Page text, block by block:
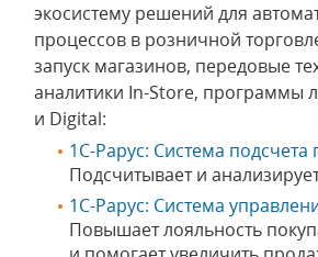
экосистему решений для
процессов в розничной
запуск магазинов, передовые
аналитики In-Store, программы
и Digital:
1С-Рарус: Система подсчета
Подсчитывает и
1С-Рарус: Система
Повышает лояльность